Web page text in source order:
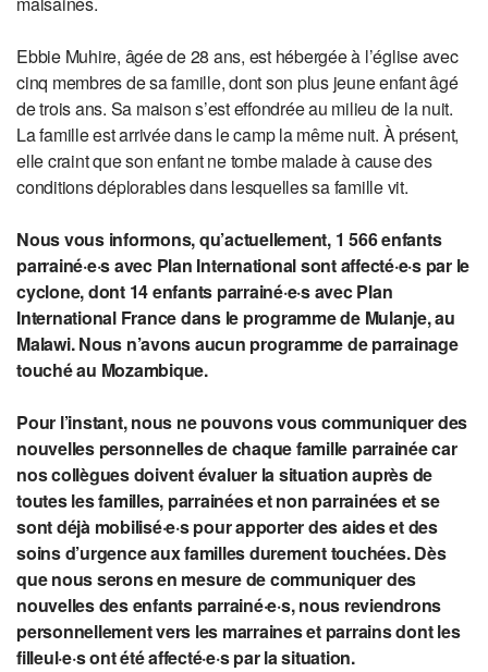
Ebbie Muhire, âgée de 28 ans, est hébergée à l’église avec
cinq membres de sa famille, dont son plus jeune enfant âgé
de trois ans. Sa maison s’est effondrée au milieu de la nuit.
La famille est arrivée dans le camp la même nuit. À présent,
elle craint que son enfant ne tombe malade à cause des
conditions déplorables dans lesquelles sa famille vit.
Nous vous informons, qu’actuellement, 1 566 enfants
parrainé·e·s avec Plan International sont affecté·e·s par le
cyclone, dont 14 enfants parrainé·e·s avec Plan
International France dans le programme de Mulanje, au
Malawi. Nous n’avons aucun programme de parrainage
touché au Mozambique.
Pour l’instant, nous ne pouvons vous communiquer des
nouvelles personnelles de chaque famille parrainée car
nos collègues doivent évaluer la situation auprès de
toutes les familles, parrainées et non parrainées et se
sont déjà mobilisé·e·s pour apporter des aides et des
soins d’urgence aux familles durement touchées. Dès
que nous serons en mesure de communiquer des
nouvelles des enfants parrainé·e·s, nous reviendrons
personnellement vers les marraines et parrains dont les
filleul·e·s ont été affecté·e·s par la situation.